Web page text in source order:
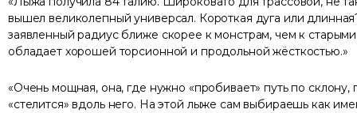
вышел великолепный универсал. Короткая дуга или
заявленный радиус ближе скорее к монстрам, чем к
обладает хорошей торсионной и продольной жёсткостью.
Очень мощная, она, где нужно «пробивает» путь по склону,
«стелится» вдоль него. На этой лыже сам выбираешь как